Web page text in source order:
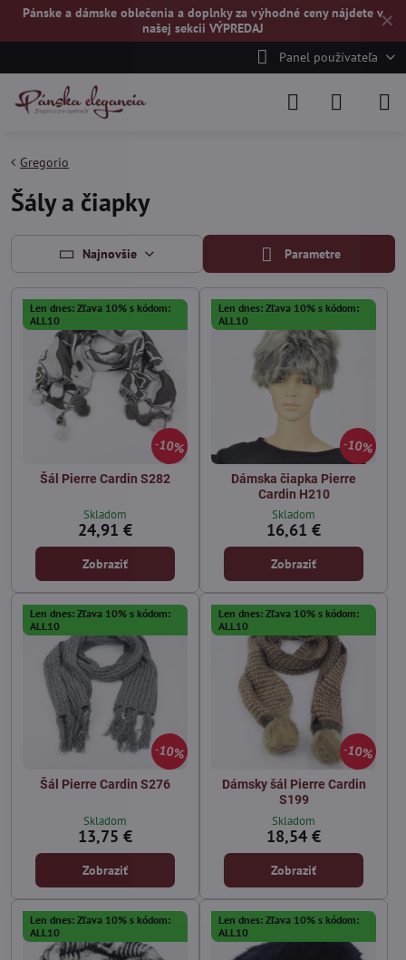
✕
Pánske a dámske oblečenia a doplnky za výhodné ceny nájdete v
našej sekcii VÝPREDAJ
Panel používateľa
Gregorio
Šály a čiapky
Najnovšie Parametre
10%
Len dnes: Zľava 10% s kódom:
ALL10
Šál Pierre Cardin S282
Skladom
24,91 €
Zobraziť
10%
Len dnes: Zľava 10% s kódom:
ALL10
Dámska čiapka Pierre
Cardin H210
Skladom
16,61 €
Zobraziť
10%
Len dnes: Zľava 10% s kódom:
ALL10
Šál Pierre Cardin S276
Skladom
13,75 €
Zobraziť
10%
Len dnes: Zľava 10% s kódom:
ALL10
Dámsky šál Pierre Cardin
S199
Skladom
18,54 €
Zobraziť
Len dnes: Zľava 10% s kódom:
ALL10
Len dnes: Zľava 10% s kódom:
ALL10